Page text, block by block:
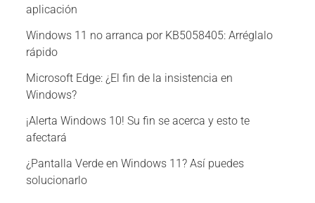
aplicación
Windows 11 no arranca por KB5058405: Arréglalo
rápido
Microsoft Edge: ¿El fin de la insistencia en
Windows?
¡Alerta Windows 10! Su fin se acerca y esto te
afectará
¿Pantalla Verde en Windows 11? Así puedes
solucionarlo